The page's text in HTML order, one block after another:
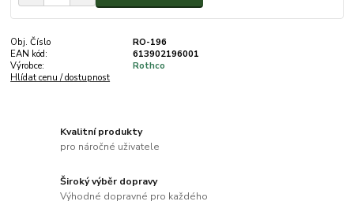
Obj. Číslo
RO-196
EAN kód:
613902196001
Výrobce:
Rothco
Hlídat cenu / dostupnost
Kvalitní produkty
pro náročné uživatele
Široký výběr dopravy
Výhodné dopravné pro každého